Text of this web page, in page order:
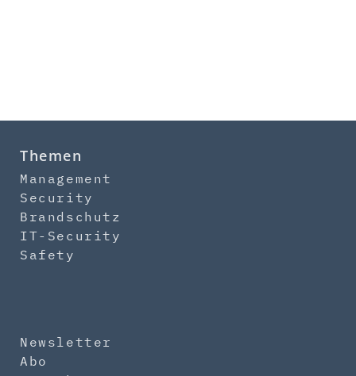
Themen
Management
Security
Brandschutz
IT-Security
Safety
Newsletter
Abo